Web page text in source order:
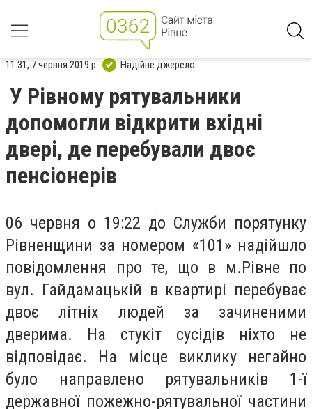
11:31, 7 червня 2019 р. Надійне джерело
У Рівному рятувальники
допомогли відкрити вхідні
двері, де перебували двоє
пенсіонерів
06 червня о 19:22 до Служби порятунку
Рівненщини за номером «101» надійшло
повідомлення про те, що в м.Рівне по
вул. Гайдамацькій в квартирі перебуває
двоє літніх людей за зачиненими
дверима. На стукіт сусідів ніхто не
відповідає. На місце виклику негайно
було направлено рятувальників 1-ї
державної пожежно-рятувальної частини